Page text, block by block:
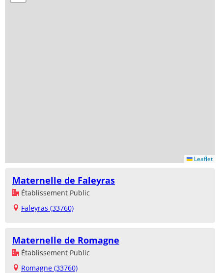
Leaflet
Maternelle de Faleyras
Établissement Public
Faleyras (33760)
Maternelle de Romagne
Établissement Public
Romagne (33760)